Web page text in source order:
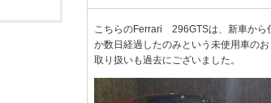
こちらのFerrari 296GTSは、新車から
か数日経過したのみという未使用車のお
取り扱いも過去にございました。